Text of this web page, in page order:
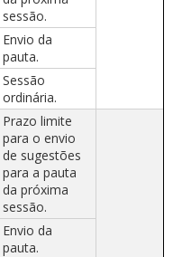
sessão.
Envio da
pauta.
Sessão
ordinária.
Prazo limite
para o envio
de sugestões
para a pauta
da próxima
sessão.
Envio da
pauta.